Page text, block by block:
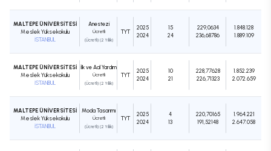
MALTEPE ÜNİVERSİTESİ
Meslek Yüksekokulu
İSTANBUL
Anestezi
Ücretli
(Ücretli) (2 Yıllık)
TYT
2025
2024
15
24
229,0634
236,68786
1.848.128
1.889.109
MALTEPE ÜNİVERSİTESİ
Meslek Yüksekokulu
İSTANBUL
İlk ve Acil Yardım
Ücretli
(Ücretli) (2 Yıllık)
TYT
2025
2024
10
21
228,77628
226,71323
1.852.239
2.072.659
MALTEPE ÜNİVERSİTESİ
Meslek Yüksekokulu
İSTANBUL
Moda Tasarımı
Ücretli
(Ücretli) (2 Yıllık)
TYT
2025
2024
4
13
220,70165
191,52148
1.964.221
2.647.058